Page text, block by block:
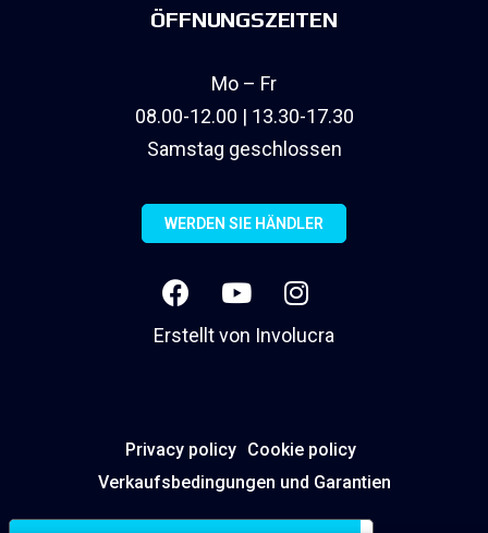
ÖFFNUNGSZEITEN
Mo – Fr
08.00-12.00 | 13.30-17.30
Samstag geschlossen
WERDEN SIE HÄNDLER
Erstellt von Involucra
Privacy policy Cookie policy
Verkaufsbedingungen und Garantien